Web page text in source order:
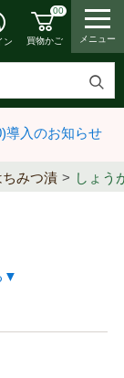
検
す
ン
00
買物かご メニュー
導入のお知らせ
ちみつ漬 しょう
▼